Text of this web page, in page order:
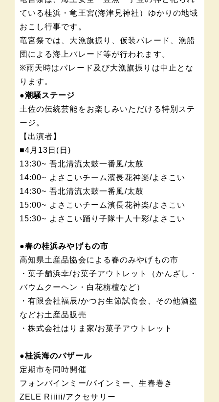
ている桂浜・竜王宮(海津見神社）ゆかりの地域
おこし行事です。
竜宮祭では、大漁旗振り、仮装パレード、漁船
団による海上パレード等が行われます。
※雨天時はパレード及び大漁旗振りは中止とな
ります。
●潮騒ステージ
土佐の伝統芸能をお楽しみいただける特別ステ
ージ。
【出演者】
■4月13日(日)
13:30~ 吾北清流太鼓一番風/太鼓
14:00~ よさこいチーム濱長花神楽/よさこい
14:30~ 吾北清流太鼓一番風/太鼓
15:00~ よさこいチーム濱長花神楽/よさこい
15:30~ よさこい踊り子隊十人十彩/よさこい
●春の桂浜みやげもの市
高知県土産品協会による春のみやげもの市
・菓子舗浜幸/お菓子アウトレット（かんざし・
バウムクーヘン・白花栴檀など）
・有限会社福辰/かつお生節試食会、その他酒盗
などお土産品販売
・株式会社はりま家/お菓子アウトレット
●桂浜海のバザール
定期市を同時開催
フォンバインミー/バインミー、生春巻き
ZELE Riiiii/アクセサリー